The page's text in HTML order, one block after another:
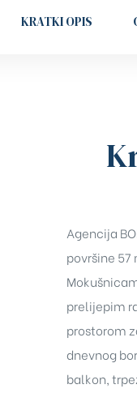
KRATKI OPIS
Agencija
površine 57
prelijepim
prostorom
dnevnog
balkon,